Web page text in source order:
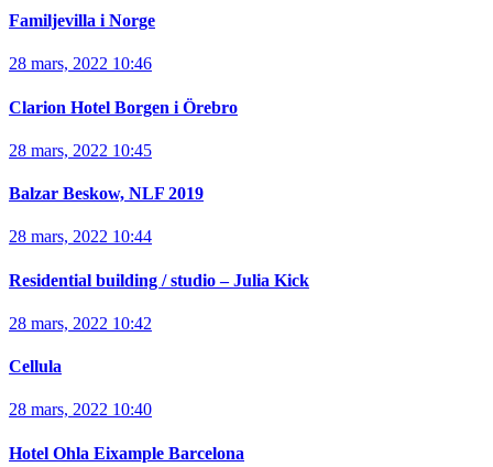
Familjevilla i Norge
28 mars, 2022 10:46
Clarion Hotel Borgen i Örebro
28 mars, 2022 10:45
Balzar Beskow, NLF 2019
28 mars, 2022 10:44
Residential building / studio – Julia Kick
28 mars, 2022 10:42
Cellula
28 mars, 2022 10:40
Hotel Ohla Eixample Barcelona